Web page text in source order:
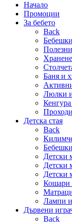
Начало
Промоции
За бебето
Back
Баня и
Люлки
Детска стая
Back
Детски
Детски
Детски
Кошари
Лампи
Дървени
Back